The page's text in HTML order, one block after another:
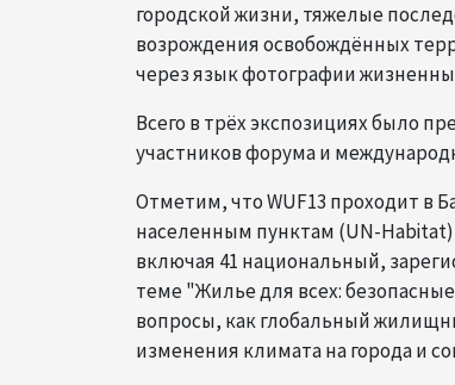
городской жизни, тяжелые
возрождения освобождённых
через язык фотографии
Всего в трёх экспозициях было
участников форума и
Отметим, что WUF13 проходит в
населенным пунктам (UN-Habitat)
включая 41 национальный,
теме "Жилье для всех:
вопросы, как глобальный
изменения климата на города и